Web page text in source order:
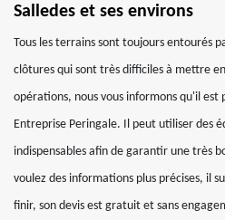
Salledes et ses environs
Tous les terrains sont toujours entourés
clôtures qui sont très difficiles à mettre
opérations, nous vous informons qu'il
Entreprise Peringale. Il peut utiliser des
indispensables afin de garantir une très
voulez des informations plus précises, il
finir, son devis est gratuit et sans